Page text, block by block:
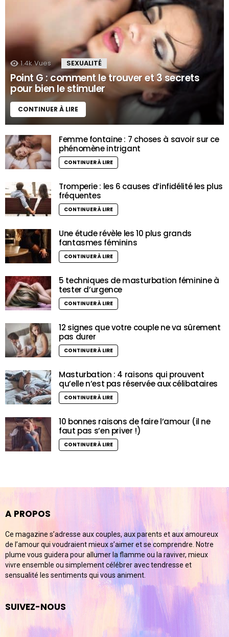
1.4k Vues SEXUALITÉ
Point G : comment le trouver et 3 secrets
pour bien le stimuler
CONTINUER À LIRE
Femme fontaine : 7 choses à savoir sur ce
phénomène intrigant
CONTINUER À LIRE
Tromperie : les 6 causes d’infidélité les plus
fréquentes
CONTINUER À LIRE
Une étude révèle les 10 plus grands
fantasmes féminins
CONTINUER À LIRE
5 techniques de masturbation féminine à
tester d’urgence
CONTINUER À LIRE
12 signes que votre couple ne va sûrement
pas durer
CONTINUER À LIRE
Masturbation : 4 raisons qui prouvent
qu’elle n’est pas réservée aux célibataires
CONTINUER À LIRE
10 bonnes raisons de faire l’amour (il ne
faut pas s’en priver !)
CONTINUER À LIRE
A PROPOS
Ce magazine s’adresse aux couples, aux parents et aux amoureux
de l’amour qui voudraient mieux s’aimer et se comprendre. Notre
plume vous guidera pour allumer la flamme ou la raviver, mieux
vivre ensemble ou simplement célébrer avec tendresse et
sensualité les sentiments qui vous animent.
SUIVEZ-NOUS